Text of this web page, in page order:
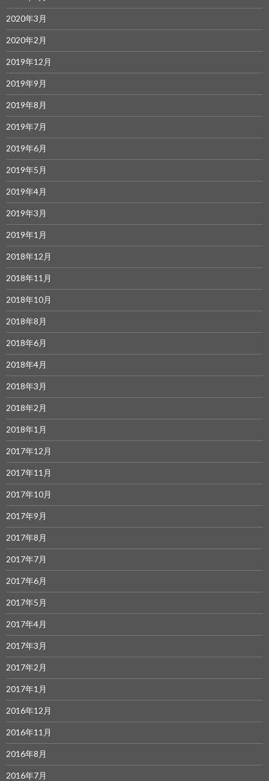
2020年3月
2020年2月
2019年12月
2019年9月
2019年8月
2019年7月
2019年6月
2019年5月
2019年4月
2019年3月
2019年1月
2018年12月
2018年11月
2018年10月
2018年8月
2018年6月
2018年4月
2018年3月
2018年2月
2018年1月
2017年12月
2017年11月
2017年10月
2017年9月
2017年8月
2017年7月
2017年6月
2017年5月
2017年4月
2017年3月
2017年2月
2017年1月
2016年12月
2016年11月
2016年8月
2016年7月